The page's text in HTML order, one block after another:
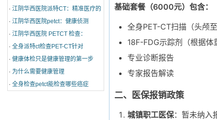
· 江阴华西医院派特CT：精准医疗的
· 江阴华西医院petct：健康侦测
· 江阴华西医院 PETCT 检查：
· 全身派特ct检查PET-CT针对
· 健康体检只是健康管理的第一步
· 为什么需要健康管理
· 全身检查petct能检查哪些癌症
基础套餐（6000元）包含：
全身PET-CT扫描（头颅
18F-FDG示踪剂（根据体
专业诊断报告
专家报告解读
二、医保报销政策
城镇职工医保：暂未纳入